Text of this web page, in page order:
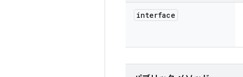
interface